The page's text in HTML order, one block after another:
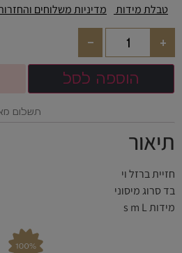
טבלת מידות מדיניות משלוחים
+
-
הוספה לסל
תשלום
תיאור
חזיית ברזל וי
בד סרוג מיסוני
מידות s m L